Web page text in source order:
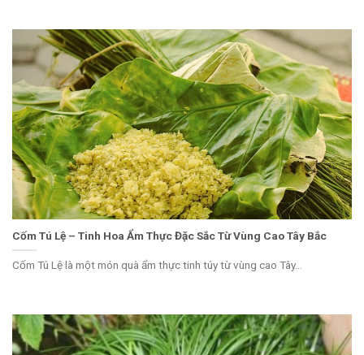
Cốm Tú Lệ – Tinh Hoa Ẩm Thực Đặc Sắc Từ Vùng Cao Tây Bắc
Cốm Tú Lệ là một món quà ẩm thực tinh túy từ vùng cao Tây...